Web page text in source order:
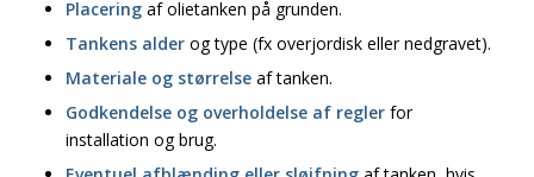
Placeringaf olietanken på grunden.
Tankens alderog type (fx overjordisk eller nedgravet).
Materiale og størrelseaf tanken.
Godkendelse og overholdelse af reglerfor
installation og brug.